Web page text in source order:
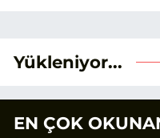
Yükleniyor...
EN ÇOK